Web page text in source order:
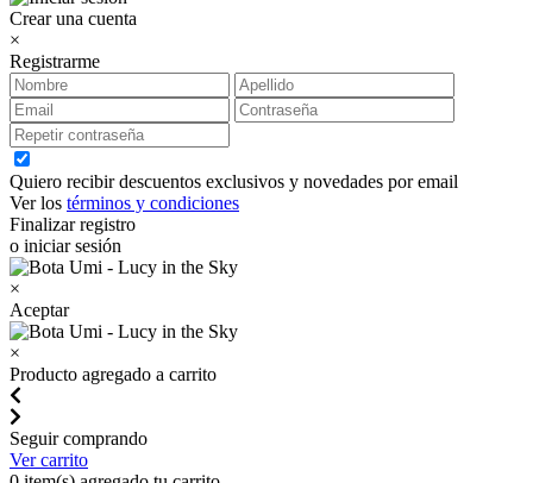
Crear una cuenta
×
Registrarme
Quiero recibir descuentos exclusivos y novedades por email
Ver los términos y condiciones
Finalizar registro
o iniciar sesión
×
Aceptar
×
Producto agregado a carrito
Seguir comprando
Ver carrito